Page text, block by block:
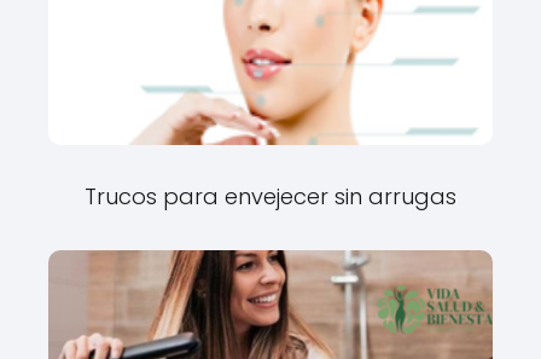
Trucos para envejecer sin arrugas